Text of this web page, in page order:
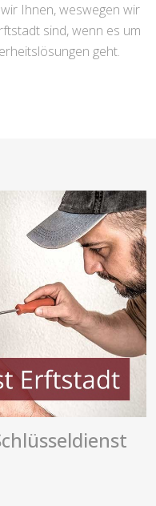
Ihnen, weswegen wir
sind, wenn es um
geht.